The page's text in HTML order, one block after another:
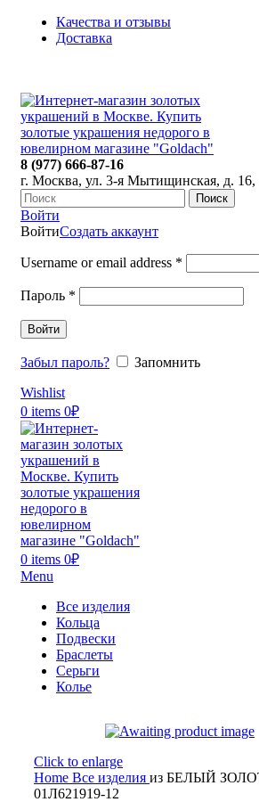
Качества и отзывы
Доставка
8 (977) 666-87-16
г. Москва, ул. 3-я Мытищинская, д. 16,
Поиск
Войти
ВойтиСоздать аккаунт
Username or email address *
Пароль *
Войти
Забыл пароль?
Запомнить
Wishlist
0 items 0₽
0 items 0₽
Menu
Все изделия
Кольца
Подвески
Браслеты
Серьги
Колье
Click to enlarge
Home Все изделия из БЕЛЫЙ
01Л621919-12